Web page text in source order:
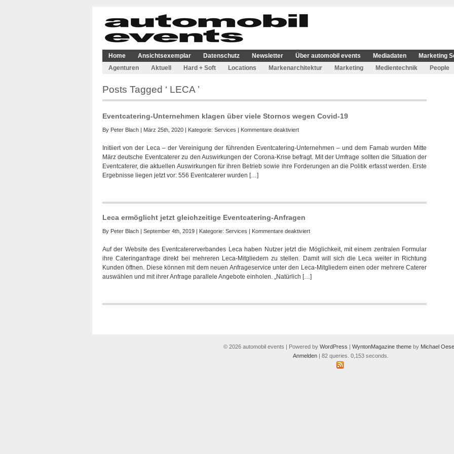
Home Ansichtsexemplar Datenschutz Newsletter Über automobil events Mediadaten
Marketing
Agenturen
Aktuell Hard + Soft Locations Markenarchitektur Marketing Medientechnik People
Posts Tagged ‘ LECA ’
Eventcatering-Unternehmen klagen über viele Stornos wegen Covid-19
By Peter Blach | März 25th, 2020 | Kategorie: Services | Kommentare deaktiviertfür
Unternehmen
klagen
über
Covid-
Initiiert von der Leca – der Vereinigung der führenden Eventcatering-Unternehmen – und dem Famab wurden Mitte
März deutsche Eventcaterer zu den Auswirkungen der Corona-Krise befragt. Mit der Umfrage sollten die Situation der
Eventcaterer, die aktuellen Auswirkungen für ihren Betrieb sowie ihre Forderungen an die Politik erfasst werden. Erste
Ergebnisse liegen jetzt vor: 556 Eventcaterer wurden […]
Leca ermöglicht jetzt gleichzeitige Eventcatering-Anfragen
By Peter Blach | September 4th, 2019 | Kategorie: Services | Kommentare deaktiviertfür
ermöglicht
jetzt
gleichzeitige
Eventcatering-
Auf der Website des Eventcatererverbandes Leca haben Nutzer jetzt die Möglichkeit, mit einem zentralen Formular
ihre Cateringanfrage direkt bei mehreren Leca-Mitgliedern zu stellen. Damit will sich die Leca weiter in Richtung
Kunden öffnen. Diese können mit dem neuen Anfrageservice unter den Leca-Mitgliedern einen oder mehrere Caterer
auswählen und mit ihrer Anfrage parallele Angebote einholen. „Natürlich […]
© 2026 automobil events | Powered by WordPress | WyntonMagazine theme by Michael
Anmelden| 82 queries. 0,153 seconds.